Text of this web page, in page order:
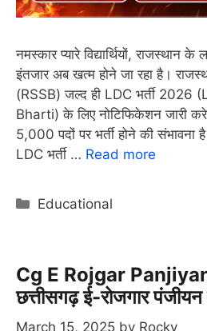
नमस्कार प्यारे विद्यार्थियों,
इंतजार अब खत्म होने जा रहा है।
(RSSB) जल्द ही LDC भर्ती
Bharti) के लिए नोटिफिकेशन जारी
5,000 पदों पर भर्ती होने की
LDC भर्ती … Read more
Categories
Educational
Cg E Rojgar
छत्तीसगढ़ ई-रोजगार
March 15, 2025 by Rocky